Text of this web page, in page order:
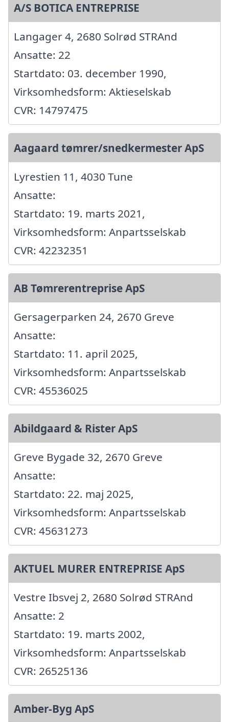
A/S BOTICA ENTREPRISE
Langager 4, 2680 Solrød STRAnd
Ansatte: 22
Startdato: 03. december 1990,
Virksomhedsform: Aktieselskab
CVR: 14797475
Aagaard tømrer/snedkermester ApS
Lyrestien 11, 4030 Tune
Ansatte:
Startdato: 19. marts 2021,
Virksomhedsform: Anpartsselskab
CVR: 42232351
AB Tømrerentreprise ApS
Gersagerparken 24, 2670 Greve
Ansatte:
Startdato: 11. april 2025,
Virksomhedsform: Anpartsselskab
CVR: 45536025
Abildgaard & Rister ApS
Greve Bygade 32, 2670 Greve
Ansatte:
Startdato: 22. maj 2025,
Virksomhedsform: Anpartsselskab
CVR: 45631273
AKTUEL MURER ENTREPRISE ApS
Vestre Ibsvej 2, 2680 Solrød STRAnd
Ansatte: 2
Startdato: 19. marts 2002,
Virksomhedsform: Anpartsselskab
CVR: 26525136
Amber-Byg ApS